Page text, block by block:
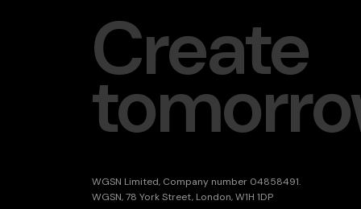
Create
WGSN Limited, Company number 04858491.
WGSN, 78 York Street, London, W1H 1DP